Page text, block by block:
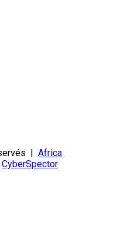
| Africa
CyberSpector